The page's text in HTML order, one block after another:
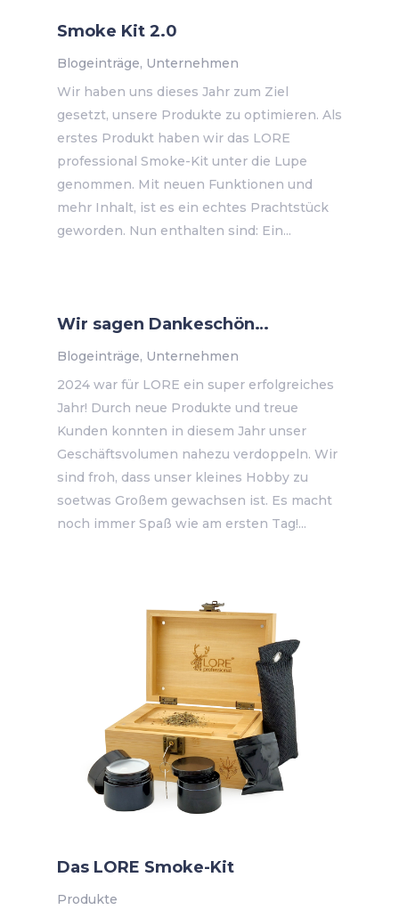
Smoke Kit 2.0
Blogeinträge, Unternehmen
Wir haben uns dieses Jahr zum Ziel
gesetzt, unsere Produkte zu optimieren. Als
erstes Produkt haben wir das LORE
professional Smoke-Kit unter die Lupe
genommen. Mit neuen Funktionen und
mehr Inhalt, ist es ein echtes Prachtstück
geworden. Nun enthalten sind: Ein...
Wir sagen Dankeschön…
Blogeinträge, Unternehmen
2024 war für LORE ein super erfolgreiches
Jahr! Durch neue Produkte und treue
Kunden konnten in diesem Jahr unser
Geschäftsvolumen nahezu verdoppeln. Wir
sind froh, dass unser kleines Hobby zu
soetwas Großem gewachsen ist. Es macht
noch immer Spaß wie am ersten Tag!...
Das LORE Smoke-Kit
Produkte